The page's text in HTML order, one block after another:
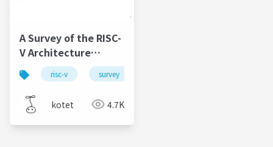
A Survey of the RISC-
V Architecture
Software Support
risc-v survey
kotet 4.7K